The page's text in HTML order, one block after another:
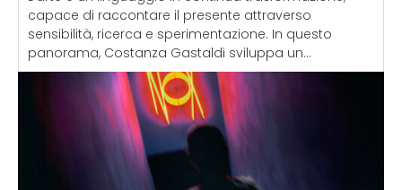
capace di raccontare il presente attraverso
sensibilità, ricerca e sperimentazione. In questo
panorama, Costanza Gastaldi sviluppa un...